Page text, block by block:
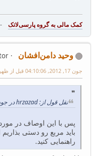
وحید دامن‌افشان
جون 17, 2012, 04:10:06 قبل از ظهر
نقل قول از: hrzazad در جون 14, 2012, 04:51:15 بعد از ظهر
پس با این اوصاف در
باید مربع رو دستی
راهنمایی کنید.